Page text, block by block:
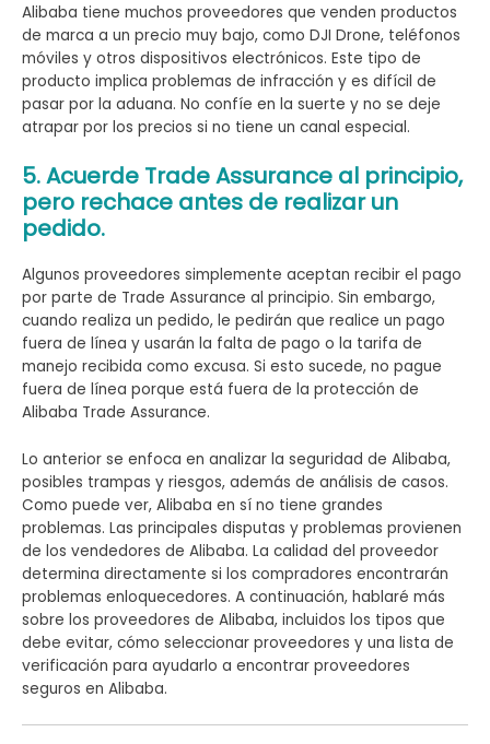
Alibaba tiene muchos proveedores que venden productos
de marca a un precio muy bajo, como DJI Drone, teléfonos
móviles y otros dispositivos electrónicos. Este tipo de
producto implica problemas de infracción y es difícil de
pasar por la aduana. No confíe en la suerte y no se deje
atrapar por los precios si no tiene un canal especial.
5. Acuerde Trade Assurance al principio,
pero rechace antes de realizar un
pedido.
Algunos proveedores simplemente aceptan recibir el pago
por parte de Trade Assurance al principio. Sin embargo,
cuando realiza un pedido, le pedirán que realice un pago
fuera de línea y usarán la falta de pago o la tarifa de
manejo recibida como excusa. Si esto sucede, no pague
fuera de línea porque está fuera de la protección de
Alibaba Trade Assurance.
Lo anterior se enfoca en analizar la seguridad de Alibaba,
posibles trampas y riesgos, además de análisis de casos.
Como puede ver, Alibaba en sí no tiene grandes
problemas. Las principales disputas y problemas provienen
de los vendedores de Alibaba. La calidad del proveedor
determina directamente si los compradores encontrarán
problemas enloquecedores. A continuación, hablaré más
sobre los proveedores de Alibaba, incluidos los tipos que
debe evitar, cómo seleccionar proveedores y una lista de
verificación para ayudarlo a encontrar proveedores
seguros en Alibaba.